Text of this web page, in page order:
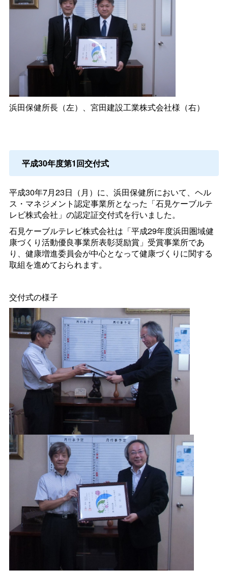
浜田保健所長（左）、宮田建設工業株式会社様（右）
平成30年度第1回交付式
平成30年7月23日（月）に、浜田保健所において、ヘル
ス・マネジメント認定事業所となった「石見ケーブルテ
レビ株式会社」の認定証交付式を行いました。
石見ケーブルテレビ株式会社は「平成29年度浜田圏域健
康づくり活動優良事業所表彰奨励賞」受賞事業所であ
り、健康増進委員会が中心となって健康づくりに関する
取組を進めておられます。
交付式の様子